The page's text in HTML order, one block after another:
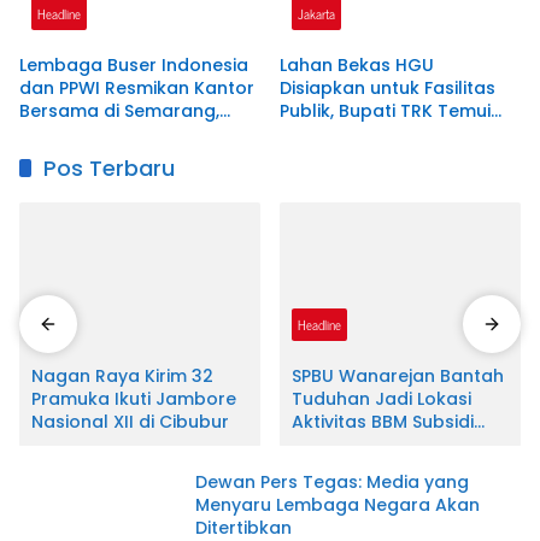
Headline
Lembaga Buser Indonesia
dan PPWI Resmikan Kantor
Bersama di Semarang,
Kelembagaan dan
Jurnalistik
Jakarta
Lahan Bekas HGU
Disiapkan untuk Fasilitas
Publik, Bupati TRK Temui
Pos Terbaru
Aceh
Nagan Raya Kirim 32
Pramuka Ikuti Jambore
Nasional XII di Cibubur
Headline
SPBU Wanarejan Bantah
Tuduhan Jadi Lokasi
Aktivitas BBM Subsidi
Jurnalistik dan
Pertimbangkan Jalur
Dewan Pers Tegas: Media yang
Menyaru Lembaga Negara Akan
Ditertibkan